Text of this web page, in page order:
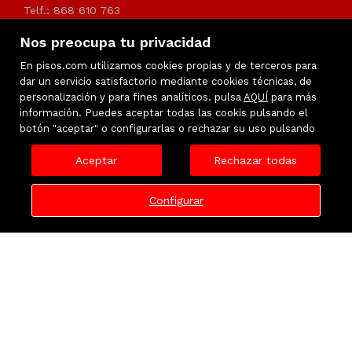
Nos preocupa tu privacidad
En pisos.com utilizamos cookies propias y de terceros para
dar un servicio satisfactorio mediante cookies técnicas, de
personalización y para fines analíticos. pulsa AQUÍ para más
información. Puedes aceptar todas las cookis pulsando el
botón "aceptar" o configurarlas o rechazar su uso pulsando
Aceptar Rechazar todas
Configurar
Telf.: 868 610 763
info@urbanemurcia.es